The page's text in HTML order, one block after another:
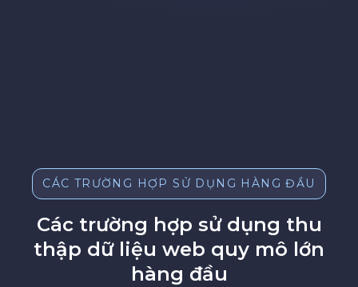
CÁC TRƯỜNG HỢP SỬ DỤNG HÀNG ĐẦU
Các trường hợp sử dụng thu
thập dữ liệu web quy mô lớn
hàng đầu